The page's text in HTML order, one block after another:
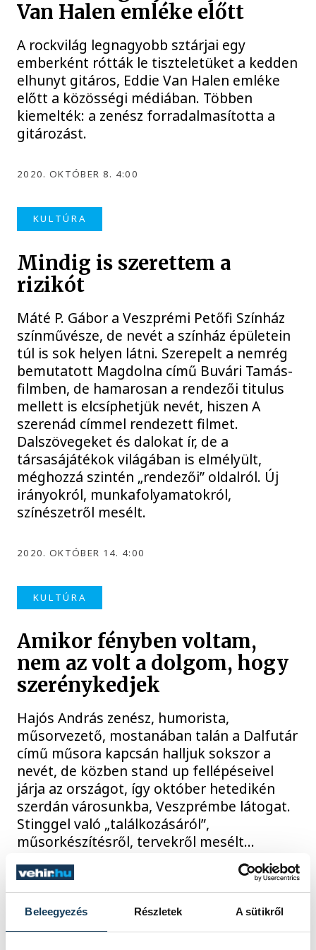
Beleegyezés Részletek A sütikről
Van Halen emléke előtt
A rockvilág legnagyobb sztárjai egy
emberként rótták le tiszteletüket a kedden
elhunyt gitáros, Eddie Van Halen emléke
előtt a közösségi médiában. Többen
kiemelték: a zenész forradalmasította a
gitározást.
2020. OKTÓBER 8. 4:00
KULTÚRA
Mindig is szerettem a
rizikót
Máté P. Gábor a Veszprémi Petőfi Színház
színművésze, de nevét a színház épületein
túl is sok helyen látni. Szerepelt a nemrég
bemutatott Magdolna című Buvári Tamás-
filmben, de hamarosan a rendezői titulus
mellett is elcsíphetjük nevét, hiszen A
szerenád címmel rendezett filmet.
Dalszövegeket és dalokat ír, de a
társasájátékok világában is elmélyült,
méghozzá szintén „rendezői” oldalról. Új
irányokról, munkafolyamatokról,
színészetről mesélt.
2020. OKTÓBER 14. 4:00
KULTÚRA
Amikor fényben voltam,
nem az volt a dolgom, hogy
szerénykedjek
Hajós András zenész, humorista,
műsorvezető, mostanában talán a Dalfutár
című műsora kapcsán halljuk sokszor a
nevét, de közben stand up fellépéseivel
járja az országot, így október hetedikén
szerdán városunkba, Veszprémbe látogat.
Stinggel való „találkozásáról”,
műsorkészítésről, tervekről mesélt…
2020. OKTÓBER 9. 4:00